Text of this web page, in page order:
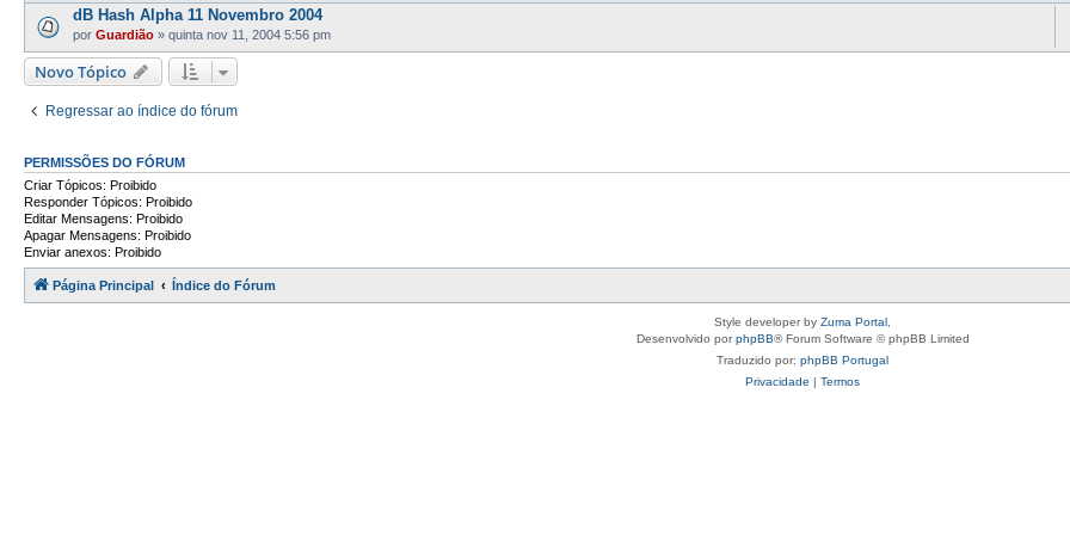
dB Hash Alpha 11 Novembro 2004
por Guardião » quinta nov 11, 2004 5:56 pm
Novo Tópico
Regressar ao índice do fórum
PERMISSÕES DO FÓRUM
Criar Tópicos: Proibido
Responder Tópicos: Proibido
Editar Mensagens: Proibido
Apagar Mensagens: Proibido
Enviar anexos: Proibido
Página Principal Índice do Fórum
Style developer by Zuma Portal
Desenvolvido porphpBB® Forum Software © phpBB Limited
Traduzido por: phpBB Portugal
Privacidade | Termos